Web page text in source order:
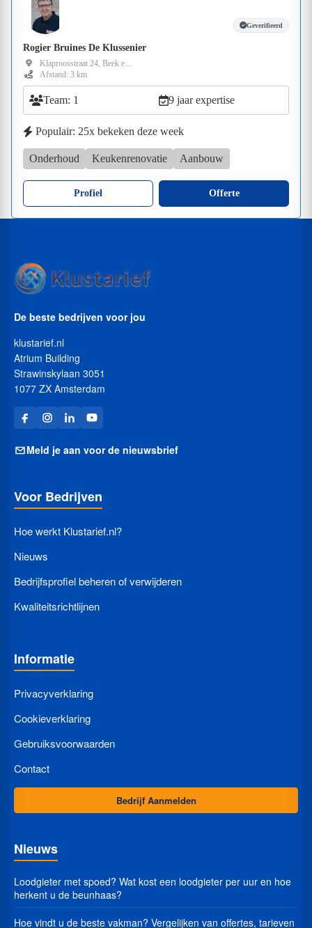
Geverifieerd
Rogier Bruines De Klussenier
Klaproosstraat 24, Beek e...
Afstand: 3 km
Team: 1 9 jaar expertise
Populair: 25x bekeken deze week
Onderhoud Keukenrenovatie Aanbouw
Profiel Offerte
De beste bedrijven voor jou
klustarief.nl
Atrium Building
Strawinskylaan 3051
1077 ZX Amsterdam
Meld je aan voor de nieuwsbrief
Voor Bedrijven
Hoe werkt Klustarief.nl?
Nieuws
Bedrijfsprofiel beheren of verwijderen
Kwaliteitsrichtlijnen
Informatie
Privacyverklaring
Cookieverklaring
Gebruiksvoorwaarden
Contact
Bedrijf Aanmelden
Nieuws
Loodgieter met spoed? Wat kost een loodgieter per uur en hoe
herkent u de beunhaas?
Hoe vindt u de beste vakman? Vergelijken van offertes, tarieven